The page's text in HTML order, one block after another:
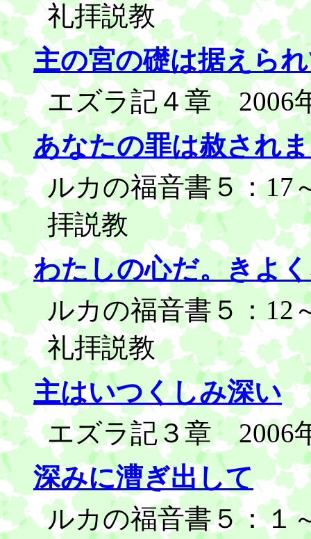
礼拝説教
主の宮の礎は据えら
エズラ記４章 2006
あなたの罪は赦され
ルカの福音書５：17
拝説教
わたしの心だ。きよ
ルカの福音書５：12
礼拝説教
主はいつくしみ深い
エズラ記３章 2006
深みに漕ぎ出して
ルカの福音書５：１